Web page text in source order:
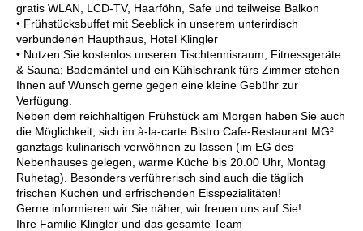
gratis WLAN, LCD-TV, Haarföhn, Safe und teilweise Balkon
• Frühstücksbuffet mit Seeblick in unserem unterirdisch
verbundenen Haupthaus, Hotel Klingler
• Nutzen Sie kostenlos unseren Tischtennisraum, Fitnessgeräte
& Sauna; Bademäntel und ein Kühlschrank fürs Zimmer stehen
Ihnen auf Wunsch gerne gegen eine kleine Gebühr zur
Verfügung.
Neben dem reichhaltigen Frühstück am Morgen haben Sie auch
die Möglichkeit, sich im à-la-carte Bistro.Cafe-Restaurant MG²
ganztags kulinarisch verwöhnen zu lassen (im EG des
Nebenhauses gelegen, warme Küche bis 20.00 Uhr, Montag
Ruhetag). Besonders verführerisch sind auch die täglich
frischen Kuchen und erfrischenden Eisspezialitäten!
Gerne informieren wir Sie näher, wir freuen uns auf Sie!
Ihre Familie Klingler und das gesamte Team